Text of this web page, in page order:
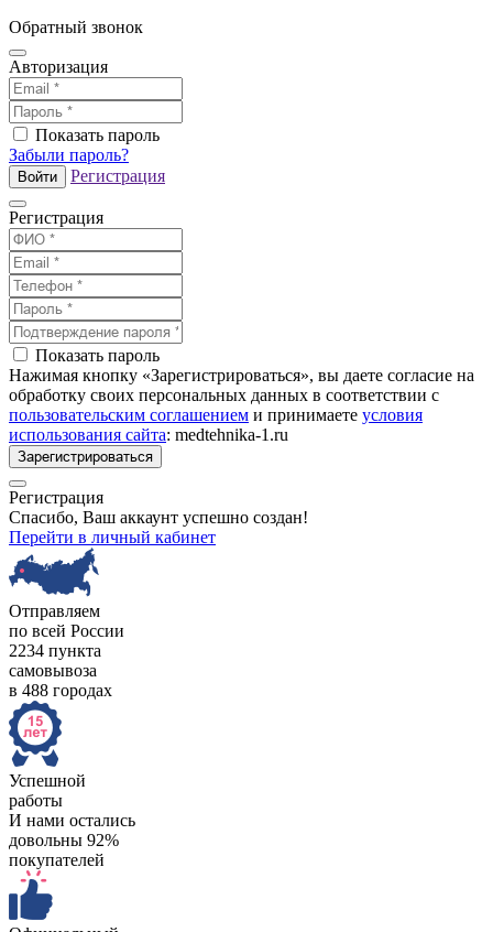
Обратный звонок
Авторизация
Показать пароль
Забыли пароль?
Войти Регистрация
Регистрация
Показать пароль
Нажимая кнопку «Зарегистрироваться», вы даете согласие на
обработку своих персональных данных в соответствии с
пользовательским соглашением и принимаете условия
использования сайта: medtehnika-1.ru
Зарегистрироваться
Регистрация
Спасибо, Ваш аккаунт успешно создан!
Перейти в личный кабинет
Отправляем
по всей России
2234 пункта
самовывоза
в 488 городах
Успешной
работы
И нами остались
довольны 92%
покупателей